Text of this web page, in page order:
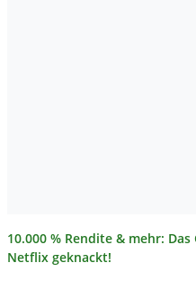
10.000 % Rendite & mehr:
Netflix geknackt!